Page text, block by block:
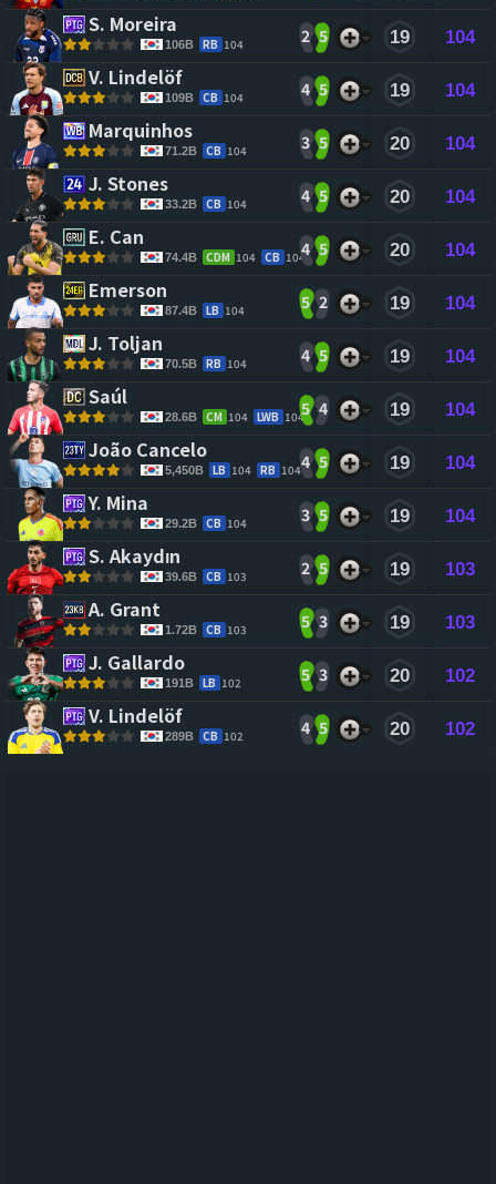
S. Moreira
106B RB 104 2 5 19 104
V. Lindelöf
109B CB 104 4 5 19 104
Marquinhos
71.2B CB 104 3 5 20 104
J. Stones
33.2B CB 104 4 5 20 104
E. Can
74.4B CDM 104 CB 1044 5 20 104
Emerson
87.4B LB 104 5 2 19 104
J. Toljan
70.5B RB 104 4 5 19 104
Saúl
28.6B CM 104 LWB 1045 4 19 104
João Cancelo
5,450B LB 104 RB 1044 5 19 104
Y. Mina
29.2B CB 104 3 5 19 104
S. Akaydın
39.6B CB 103 2 5 19 103
A. Grant
1.72B CB 103 5 3 19 103
J. Gallardo
191B LB 102 5 3 20 102
V. Lindelöf
289B CB 102 4 5 20 102